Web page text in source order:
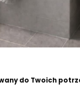
do Twoich